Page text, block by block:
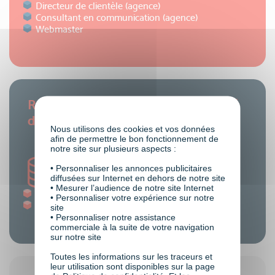
Directeur de clientèle (agence)
Consultant en communication (agence)
Webmaster
Rémunération du métier de : Chargé
de communication
Junior : 27K€-35K€
Confirmé : 35K€-50K€
Nous utilisons des cookies et vos données
afin de permettre le bon fonctionnement de
notre site sur plusieurs aspects :
• Personnaliser les annonces publicitaires
diffusées sur Internet en dehors de notre site
• Mesurer l’audience de notre site Internet
• Personnaliser votre expérience sur notre
site
• Personnaliser notre assistance
commerciale à la suite de votre navigation
sur notre site
Toutes les informations sur les traceurs et
leur utilisation sont disponibles sur la page